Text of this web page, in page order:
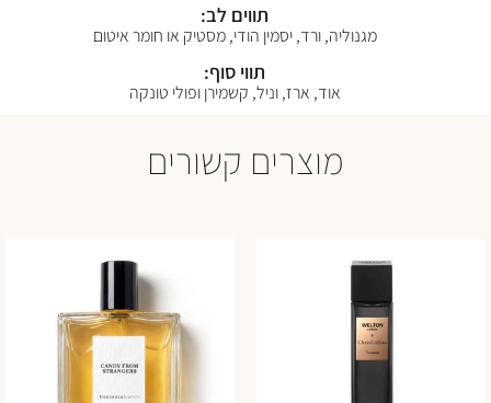
תווים לב:
מגנוליה, ורד, יסמין הודי, מסטיק או חומר איטום
תווי סוף:
אוד, ארז, וניל, קשמירן ופולי טונקה
מוצרים קשורים